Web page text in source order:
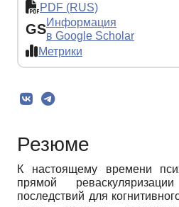
PDF (RUS)
GSИнформация
в Google Scholar
Метрики
Резюме
К настоящему времени
прямой
последствий для